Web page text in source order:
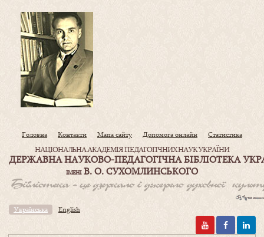
Головна Контакти Мапа сайту Допомога онлайн Статистика
НАЦІОНАЛЬНА АКАДЕМІЯ ПЕДАГОГІЧНИХ НАУК УКРАЇНИ
ДЕРЖАВНА НАУКОВО-ПЕДАГОГІЧНА БІБЛІОТЕКА
ІМЕНІВ. О. СУХОМЛИНСЬКОГО
Українська English